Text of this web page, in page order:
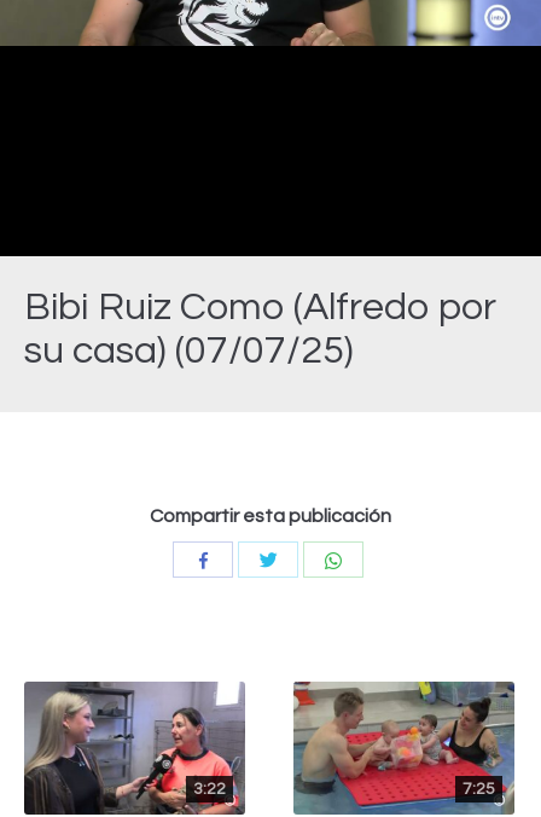
Bibi Ruiz Como (Alfredo por
su casa) (07/07/25)
Video
Compartir esta publicación
CompartirCompartir
3:22 7:25